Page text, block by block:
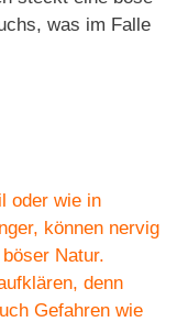
was im Falle
oder wie in
können nervig
Natur.
denn
Gefahren wie